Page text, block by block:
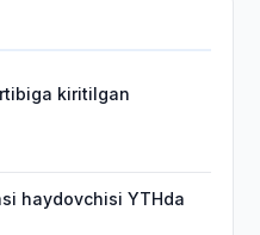
kiritilgan
haydovchisi YTHda